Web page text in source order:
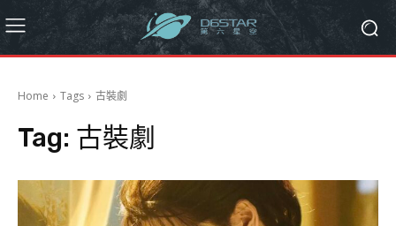
Home Tags 古裝劇
Tag: 古裝劇